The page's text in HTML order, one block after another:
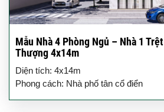
Mẫu Nhà 4 Phòng Ngủ – Nhà 1
Thượng 4x14m
Diện tích: 4x14m
Phong cách: Nhà phố tân cổ điển